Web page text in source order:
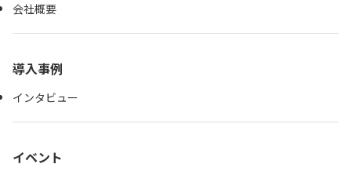
会社概要
導入事例
インタビュー
イベント